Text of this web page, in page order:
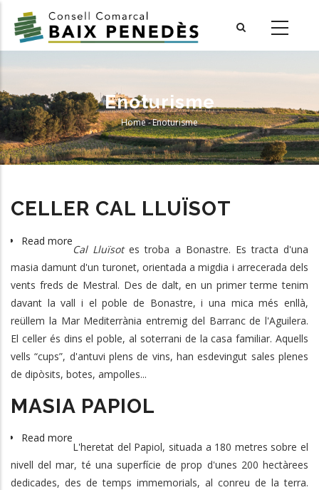
main
Enoturisme
Breadcrumb
Home-Enoturisme
CELLER CAL LLUÏSOT
Read more
CELLER
Cal Lluïsotes troba a Bonastre. Es tracta d'una
masia damunt d'un turonet, orientada a migdia i arrecerada dels
vents freds de Mestral. Des de dalt, en un primer terme tenim
davant la vall i el poble de Bonastre, i una mica més enllà,
reüllem la Mar Mediterrània entremig del Barranc de l'Aguilera.
El celler és dins el poble, al soterrani de la casa familiar. Aquells
vells “cups”, d'antuvi plens de vins, han esdevingut sales plenes
de dipòsits, botes, ampolles...
MASIA PAPIOL
Read more
PAPIOL
L'heretat del Papiol, situada a 180 metres sobre el
nivell del mar, té una superfície de prop d'unes 200 hectàrees
dedicades, des de temps immemorials, al conreu de la terra.